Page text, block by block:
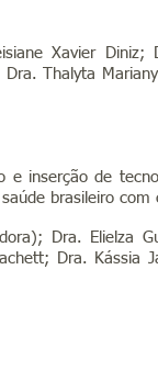
Xavier Diniz;
Thalyta
e inserção de
brasileiro
Dra. Elielza
Dra. Kássia